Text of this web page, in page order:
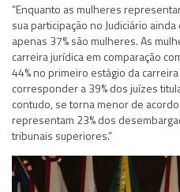
“Enquanto as mulheres
sua participação no Judiciário
apenas 37% são mulheres. As
carreira jurídica em comparação
44% no primeiro estágio da
corresponder a 39% dos juízes
contudo, se torna menor de
representam 23% dos
tribunais superiores.”